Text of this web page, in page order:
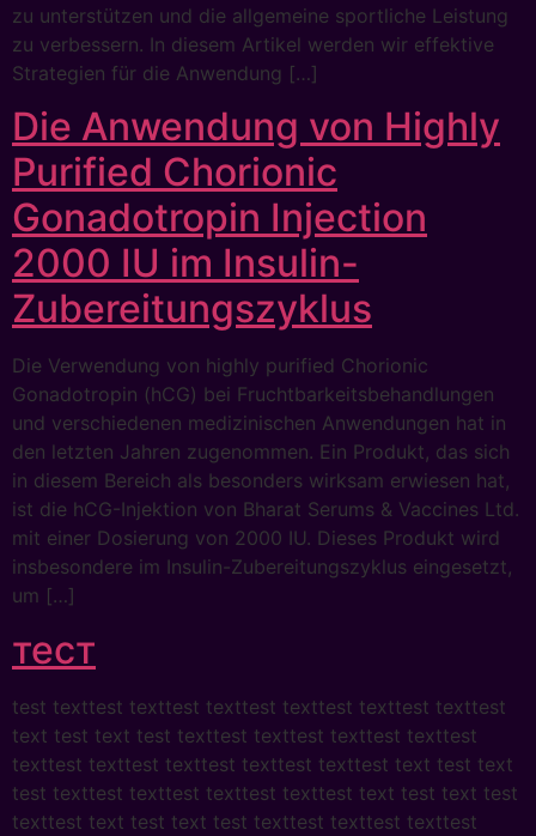
zu unterstützen und die allgemeine sportliche Leistung
zu verbessern. In diesem Artikel werden wir effektive
Strategien für die Anwendung […]
Die Anwendung von Highly
Purified Chorionic
Gonadotropin Injection
2000 IU im Insulin-
Zubereitungszyklus
Die Verwendung von highly purified Chorionic
Gonadotropin (hCG) bei Fruchtbarkeitsbehandlungen
und verschiedenen medizinischen Anwendungen hat in
den letzten Jahren zugenommen. Ein Produkt, das sich
in diesem Bereich als besonders wirksam erwiesen hat,
ist die hCG-Injektion von Bharat Serums & Vaccines Ltd.
mit einer Dosierung von 2000 IU. Dieses Produkt wird
insbesondere im Insulin-Zubereitungszyklus eingesetzt,
um […]
тест
test texttest texttest texttest texttest texttest texttest
text test text test texttest texttest texttest texttest
texttest texttest texttest texttest texttest text test text
test texttest texttest texttest texttest text test text test
texttest text test text test texttest texttest texttest